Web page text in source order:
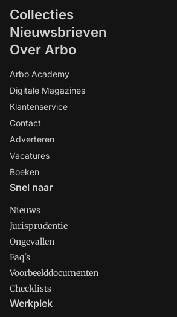
Collecties
Nieuwsbrieven
Over Arbo
Arbo Academy
Digitale Magazines
Klantenservice
Contact
Adverteren
Vacatures
Boeken
Snel naar
Nieuws
Jurisprudentie
Ongevallen
Faq's
Voorbeelddocumenten
Checklists
Werkplek